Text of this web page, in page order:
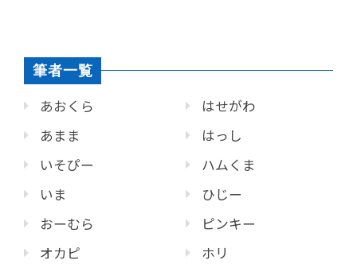
筆者一覧
あおくら
あまま
いそぴー
いま
おーむら
オカピ
はせがわ
はっし
ハムくま
ひじー
ピンキー
ホリ